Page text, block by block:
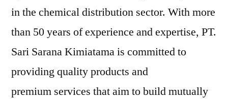
in the chemical distribution sector. With more
than 50 years of experience and expertise, PT.
Sari Sarana Kimiatama is committed to
providing quality products and
premium services that aim to build mutually